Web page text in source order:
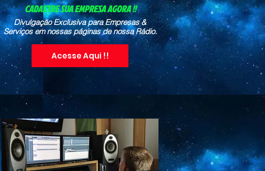
CADASTRE SUA EMPRESA AGORA !!
Divulgação Exclusiva para Empresas &
Serviços em nossas páginas de nossa Rádio.
Acesse Aqui !!